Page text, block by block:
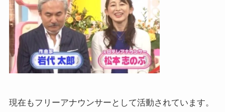
現在もフリーアナウンサーとして活動されています。